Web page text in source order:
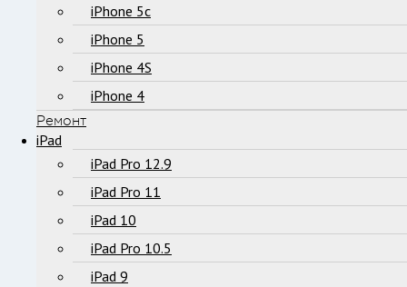
iPhone 5c
iPhone 5
iPhone 4S
iPhone 4
Ремонт
iPad
iPad Pro 12.9
iPad Pro 11
iPad 10
iPad Pro 10.5
iPad 9